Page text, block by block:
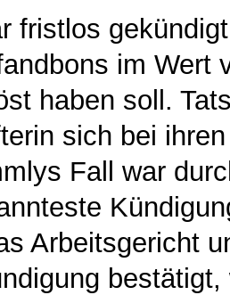
fristlos
im Wert
haben soll.
sich bei
Fall war
Arbeitsgericht